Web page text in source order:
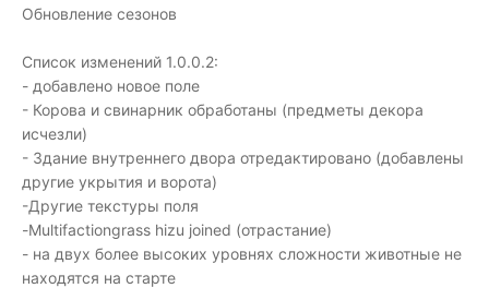
Обновление сезонов
Список изменений 1.0.0.2:
- добавлено новое поле
- Корова и свинарник обработаны (предметы декора
исчезли)
- Здание внутреннего двора отредактировано (добавлены
другие укрытия и ворота)
-Другие текстуры поля
-Multifactiongrass hizu joined (отрастание)
- на двух более высоких уровнях сложности животные не
находятся на старте